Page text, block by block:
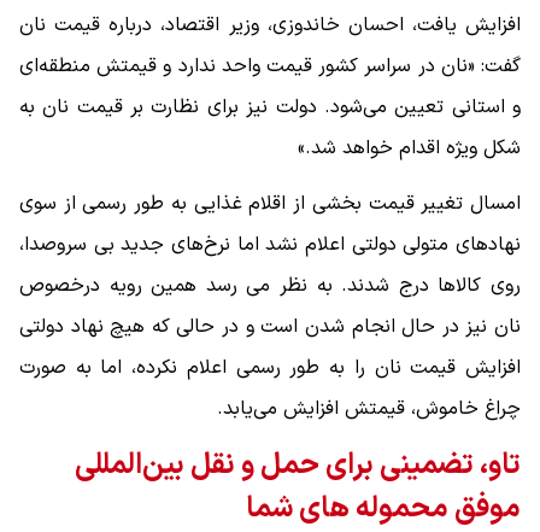
افزایش یافت، احسان خاندوزی، وزیر اقتصاد، درباره قیمت نان
گفت: «نان در سراسر کشور قیمت واحد ندارد و قیمتش منطقه‌ای
و استانی تعیین می‌شود. دولت نیز برای نظارت بر قیمت نان به
شکل ویژه اقدام خواهد شد.»
امسال تغییر قیمت بخشی از اقلام غذایی به طور رسمی از سوی
نهادهای متولی دولتی اعلام نشد اما نرخ‌های جدید بی سروصدا،
روی کالاها درج شدند. به نظر می رسد همین رویه درخصوص
نان نیز در حال انجام شدن است و در حالی که هیچ نهاد دولتی
افزایش قیمت نان را به طور رسمی اعلام نکرده، اما به صورت
چراغ خاموش، قیمتش افزایش می‌یابد.
تاو، تضمینی برای حمل و نقل بین‌المللی
موفق محموله های شما